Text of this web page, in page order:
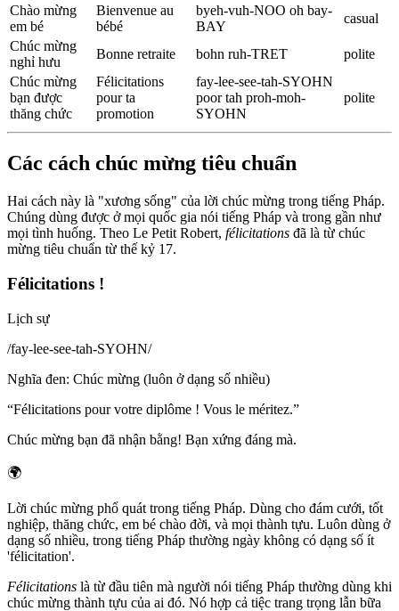
Chào mừng
em bé
Bienvenue au
bébé
byeh-vuh-NOO oh bay-
BAY
casual
Chúc mừng
nghỉ hưu
Bonne retraite bohn ruh-TRET
polite
Chúc mừng
bạn được
thăng chức
Félicitations
pour ta
promotion
fay-lee-see-tah-SYOHN
poor tah proh-moh-
SYOHN
polite
Các cách chúc mừng tiêu chuẩn
Hai cách này là "xương sống" của lời chúc mừng trong tiếng Pháp.
Chúng dùng được ở mọi quốc gia nói tiếng Pháp và trong gần như
mọi tình huống. Theo Le Petit Robert, félicitations đã là từ chúc
mừng tiêu chuẩn từ thế kỷ 17.
Félicitations !
Lịch sự
/fay-lee-see-tah-SYOHN/
Nghĩa đen: Chúc mừng (luôn ở dạng số nhiều)
“Félicitations pour votre diplôme ! Vous le méritez.”
Chúc mừng bạn đã nhận bằng! Bạn xứng đáng mà.
🌍
Lời chúc mừng phổ quát trong tiếng Pháp. Dùng cho đám cưới, tốt
nghiệp, thăng chức, em bé chào đời, và mọi thành tựu. Luôn dùng ở
dạng số nhiều, trong tiếng Pháp thường ngày không có dạng số ít
'félicitation'.
Félicitations là từ đầu tiên mà người nói tiếng Pháp thường dùng khi
chúc mừng thành tựu của ai đó. Nó hợp cả tiệc trang trọng lẫn bữa